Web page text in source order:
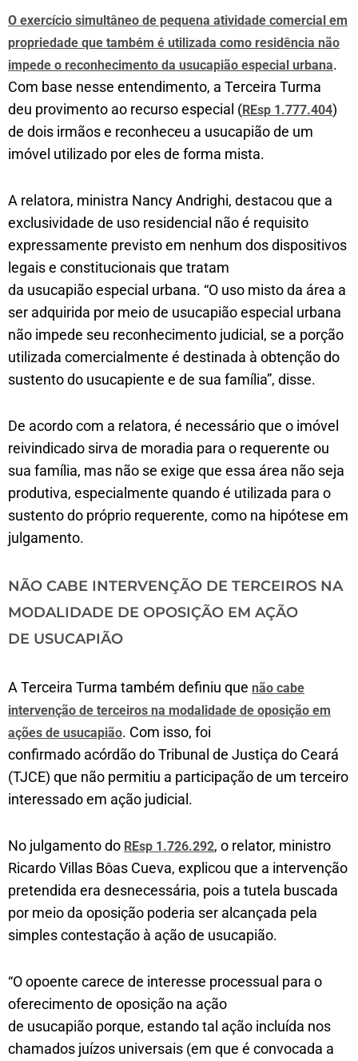
O exercício simultâneo de pequena atividade comercial em
propriedade que também é utilizada como residência não
impede o reconhecimento da usucapião especial urbana.
Com base nesse entendimento, a Terceira Turma
deu provimento ao recurso especial (REsp 1.777.404)
de dois irmãos e reconheceu a usucapião de um
imóvel utilizado por eles de forma mista.
A relatora, ministra Nancy Andrighi, destacou que a
exclusividade de uso residencial não é requisito
expressamente previsto em nenhum dos dispositivos
legais e constitucionais que tratam
da usucapião especial urbana. “O uso misto da área a
ser adquirida por meio de usucapião especial urbana
não impede seu reconhecimento judicial, se a porção
utilizada comercialmente é destinada à obtenção do
sustento do usucapiente e de sua família”, disse.
De acordo com a relatora, é necessário que o imóvel
reivindicado sirva de moradia para o requerente ou
sua família, mas não se exige que essa área não seja
produtiva, especialmente quando é utilizada para o
sustento do próprio requerente, como na hipótese em
julgamento.
NÃO CABE INTERVENÇÃO DE TERCEIROS NA
MODALIDADE DE OPOSIÇÃO EM AÇÃO
DE USUCAPIÃO
A Terceira Turma também definiu que não cabe
intervenção de terceiros na modalidade de oposição em
ações de usucapião. Com isso, foi
confirmado acórdão do Tribunal de Justiça do Ceará
(TJCE) que não permitiu a participação de um terceiro
interessado em ação judicial.
No julgamento do REsp 1.726.292, o relator, ministro
Ricardo Villas Bôas Cueva, explicou que a intervenção
pretendida era desnecessária, pois a tutela buscada
por meio da oposição poderia ser alcançada pela
simples contestação à ação de usucapião.
“O opoente carece de interesse processual para o
oferecimento de oposição na ação
de usucapião porque, estando tal ação incluída nos
chamados juízos universais (em que é convocada a